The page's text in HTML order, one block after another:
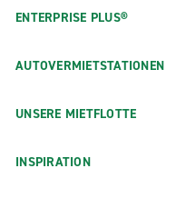
ENTERPRISE PLUS®
AUTOVERMIETSTATIONEN
UNSERE MIETFLOTTE
INSPIRATION